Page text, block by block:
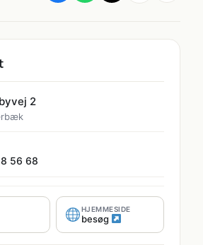
2
56 68
HJEMMESIDE
besøg